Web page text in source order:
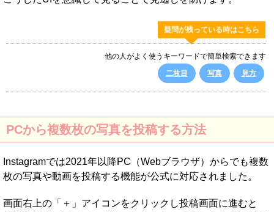
疑問が残っている時はこちら
他の人がよく使うキーワードで簡単検索できます
二枚目
写真 見方
PCから複数枚の写真を投稿する方法
Instagramでは2021年以降PC（Webブラウザ）からでも複数
枚の写真や動画を投稿する機能が公式に対応されました。
画面右上の「＋」アイコンをクリックし投稿画面に進むと